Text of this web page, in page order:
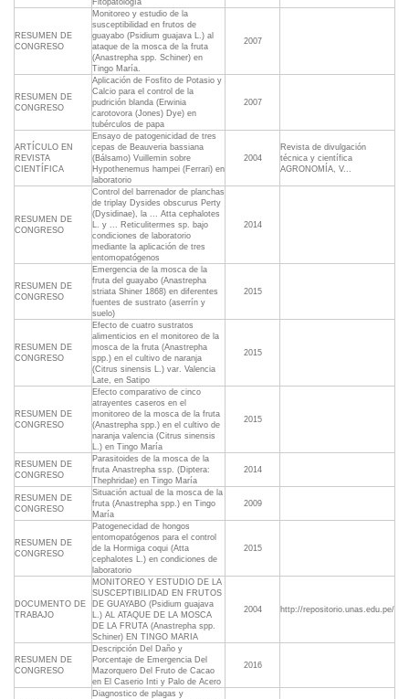
Fitopatología
RESUMEN DE
CONGRESO
Monitoreo y estudio de la
susceptibilidad en frutos de
guayabo (Psidium guajava L.) al
ataque de la mosca de la fruta
(Anastrepha spp. Schiner) en
Tingo María.
2007
RESUMEN DE
CONGRESO
Aplicación de Fosfito de Potasio y
Calcio para el control de la
pudrición blanda (Erwinia
carotovora (Jones) Dye) en
tubérculos de papa
2007
ARTÍCULO EN
REVISTA
CIENTÍFICA
Ensayo de patogenicidad de tres
cepas de Beauveria bassiana
(Bálsamo) Vuillemin sobre
Hypothenemus hampei (Ferrari) en
laboratorio
2004
Revista de divulgación
técnica y científica
AGRONOMÍA, V...
RESUMEN DE
CONGRESO
Control del barrenador de planchas
de triplay Dysides obscurus Perty
(Dysidinae), la ... Atta cephalotes
L. y ... Reticulitermes sp. bajo
condiciones de laboratorio
mediante la aplicación de tres
entomopatógenos
2014
RESUMEN DE
CONGRESO
Emergencia de la mosca de la
fruta del guayabo (Anastrepha
striata Shiner 1868) en diferentes
fuentes de sustrato (aserrín y
suelo)
2015
RESUMEN DE
CONGRESO
Efecto de cuatro sustratos
alimenticios en el monitoreo de la
mosca de la fruta (Anastrepha
spp.) en el cultivo de naranja
(Citrus sinensis L.) var. Valencia
Late, en Satipo
2015
RESUMEN DE
CONGRESO
Efecto comparativo de cinco
atrayentes caseros en el
monitoreo de la mosca de la fruta
(Anastrepha spp.) en el cultivo de
naranja valencia (Citrus sinensis
L.) en Tingo María
2015
RESUMEN DE
CONGRESO
Parasitoides de la mosca de la
fruta Anastrepha ssp. (Diptera:
Thephridae) en Tingo María
2014
RESUMEN DE
CONGRESO
Situación actual de la mosca de la
fruta (Anastrepha spp.) en Tingo
María
2009
RESUMEN DE
CONGRESO
Patogenecidad de hongos
entomopatógenos para el control
de la Hormiga coqui (Atta
cephalotes L.) en condiciones de
laboratorio
2015
DOCUMENTO DE
TRABAJO
MONITOREO Y ESTUDIO DE LA
SUSCEPTIBILIDAD EN FRUTOS
DE GUAYABO (Psidium guajava
L.) AL ATAQUE DE LA MOSCA
DE LA FRUTA (Anastrepha spp.
Schiner) EN TINGO MARIA
2004 http://repositorio.unas.edu.pe/
RESUMEN DE
CONGRESO
Descripción Del Daño y
Porcentaje de Emergencia Del
Mazorquero Del Fruto de Cacao
en El Caserio Inti y Palo de Acero
2016
Diagnostico de plagas y